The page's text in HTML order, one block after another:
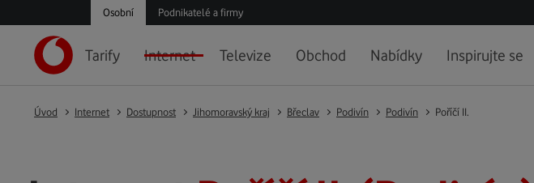
Osobní Podnikatelé a firmy
Tarify Internet Televize Obchod Nabídky Inspirujte se
Úvod Internet Dostupnost Jihomoravský kraj Břeclav Podivín Podivín Poříčí II.